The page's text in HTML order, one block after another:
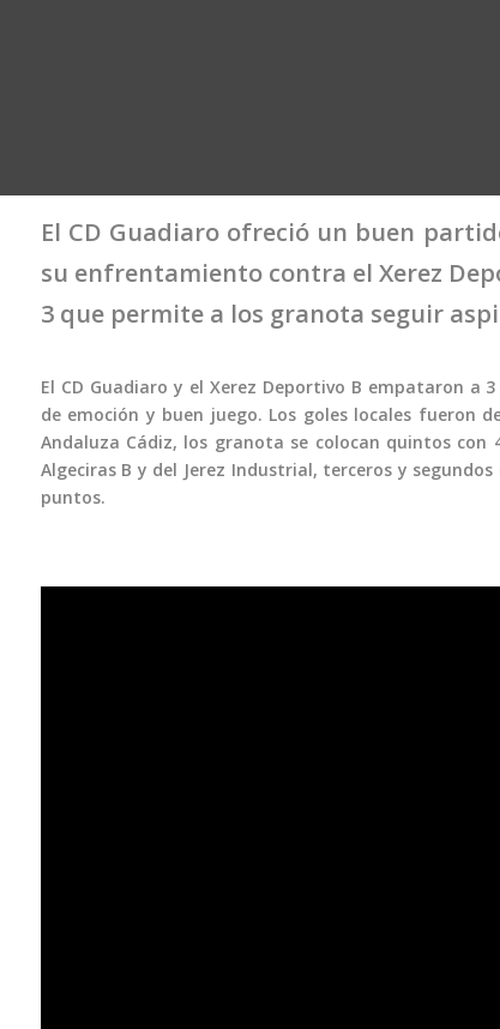
El CD Guadiaro ofreció un buen
su enfrentamiento contra el Xerez
3 que permite a los granota seguir
El CD Guadiaro y el Xerez Deportivo B empataron
de emoción y buen juego. Los goles locales fueron
Andaluza Cádiz, los granota se colocan quintos
Algeciras B y del Jerez Industrial, terceros y
puntos.